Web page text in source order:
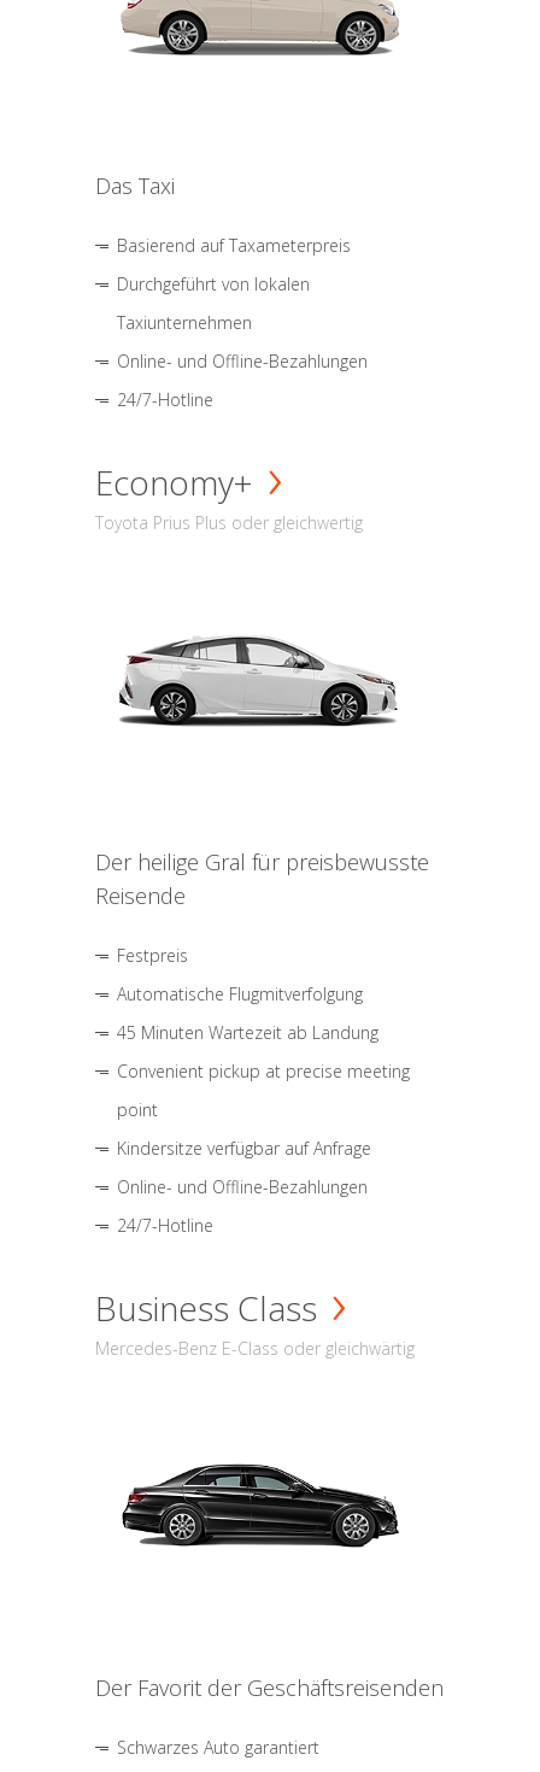
Das Taxi
Basierend auf Taxameterpreis
Durchgeführt von lokalen
Taxiunternehmen
Online- und Offline-Bezahlungen
24/7-Hotline
Economy+
Toyota Prius Plus oder gleichwertig
Der heilige Gral für preisbewusste
Reisende
Festpreis
Automatische Flugmitverfolgung
45 Minuten Wartezeit ab Landung
Convenient pickup at precise meeting
point
Kindersitze verfügbar auf Anfrage
Online- und Offline-Bezahlungen
24/7-Hotline
Business Class
Mercedes-Benz E-Class oder gleichwärtig
Der Favorit der Geschäftsreisenden
Schwarzes Auto garantiert